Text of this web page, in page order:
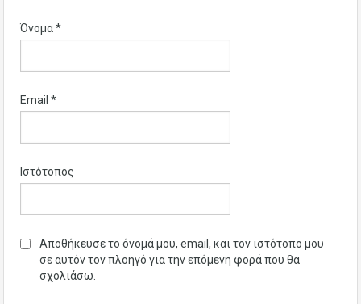
Όνομα*
Email *
Ιστότοπος
Αποθήκευσε το όνομά μου, email, και τον ιστότοπο μου
σε αυτόν τον πλοηγό για την επόμενη φορά που θα
σχολιάσω.